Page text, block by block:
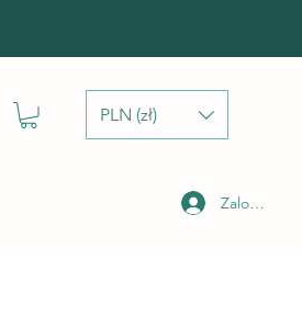
PLN (zł)
Zaloguj się